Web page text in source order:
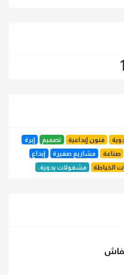
فنون إبداعية تصميم
إبرة
صناعة مشاريع صغيرة
إبداع
الخياطة مشغولات يدوية.